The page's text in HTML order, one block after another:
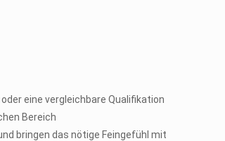
eine vergleichbare Qualifikation
Bereich
bringen das nötige Feingefühl mit